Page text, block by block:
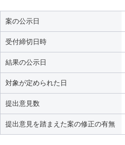
案の公示日
受付締切日時
結果の公示日
対象が定められた日
提出意見数
提出意見を踏まえた案の修正の有無